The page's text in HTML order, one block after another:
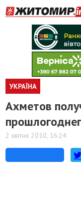
УКРАЇНА
Ахметов
2 квітня 2010, 16:24